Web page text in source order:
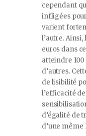
cependant
infligées
varient
l’autre. Ainsi,
euros dans
atteindre 100
d’autres.
de lisibilité
l’efficacité
d’égalité de
d’une même